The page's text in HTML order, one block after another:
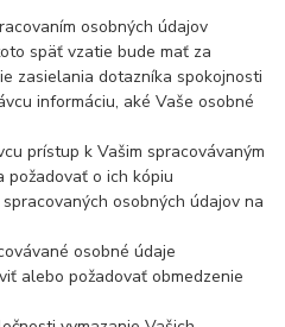
osobných údajov
späť vzatie bude mať za
zasielania dotazníka spokojnosti
informáciu, aké Vaše osobné
prístup k Vašim spracovávaným
požadovať o ich kópiu
osobných údajov na
osobné údaje
alebo požadovať obmedzenie